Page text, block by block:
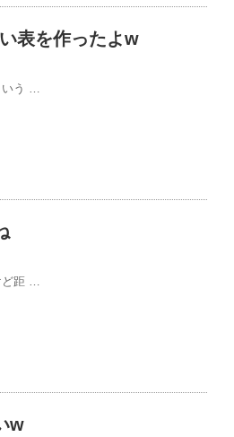
表を作ったよw
いう …
ど距 …
w